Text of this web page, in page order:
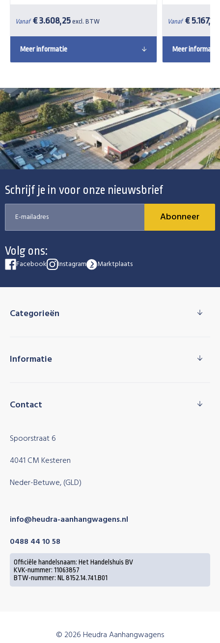
Vanaf € 3.608,25 excl. BTW
Meer informatie
Vanaf € 5.167,15
Meer informatie
Schrijf je in voor onze nieuwsbrief
Abonneer
Volg ons:
Facebook Instagram Marktplaats
Categorieën
Informatie
Contact
Spoorstraat 6
4041 CM Kesteren
Neder-Betuwe, (GLD)
info@heudra-aanhangwagens.nl
0488 44 10 58
Officiële handelsnaam: Het Handelshuis BV
KVK-nummer: 11063857
BTW-nummer: NL 8152.14.741.B01
© 2026 Heudra Aanhangwagens